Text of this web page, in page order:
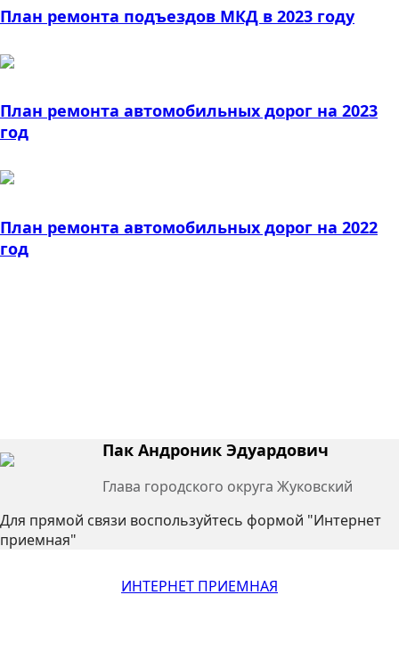
План ремонта подъездов МКД в 2023 году
План ремонта автомобильных дорог на 2023
год
План ремонта автомобильных дорог на 2022
год
Пак Андроник Эдуардович
Глава городского округа Жуковский
Для прямой связи воспользуйтесь формой "Интернет
приемная"
ИНТЕРНЕТ ПРИЕМНАЯ